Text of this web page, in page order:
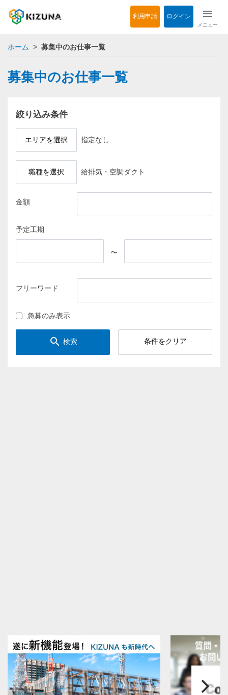
利用申請 ログイン menu
メニュー
ホーム 募集中のお仕事一覧
募集中のお仕事一覧
絞り込み条件
エリアを選択 指定なし
職種を選択 給排気・空調ダクト
金額
予定工期
〜
フリーワード
急募のみ表示
search 検索 条件をクリア